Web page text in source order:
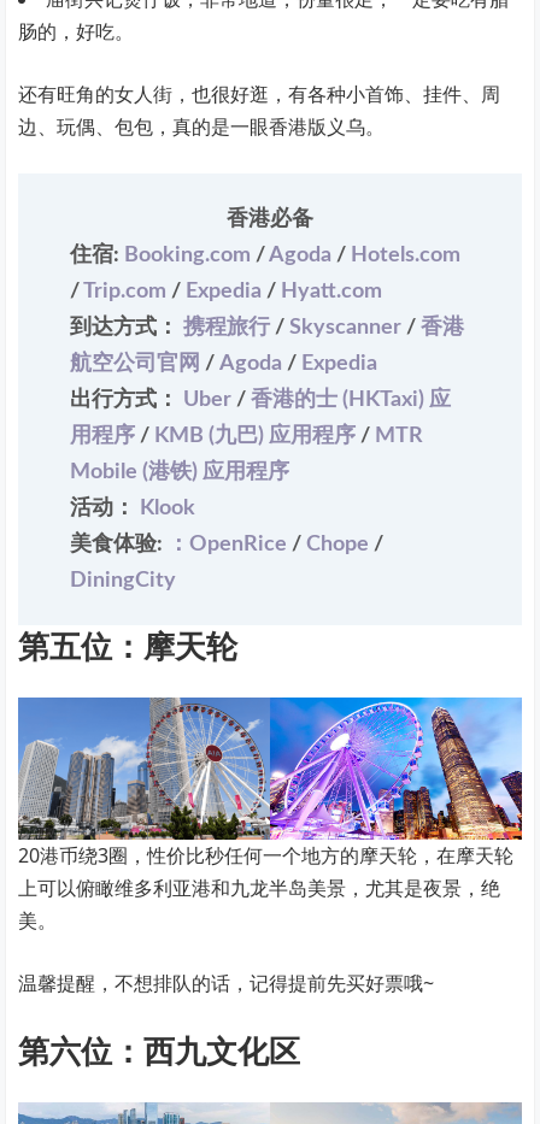
肠的，好吃。
还有旺角的女人街，也很好逛，有各种小首饰、挂件、周
边、玩偶、包包，真的是一眼香港版义乌。
香港必备
住宿: Booking.com /Agoda / Hotels.com
/Trip.com / Expedia / Hyatt.com
到达方式：携程旅行 /Skyscanner /香港
航空公司官网 /Agoda / Expedia
出行方式： Uber /香港的士 (HKTaxi) 应
用程序 / KMB (九巴) 应用程序 / MTR
Mobile (港铁) 应用程序
活动：
Klook
美食体验:
：OpenRice /Chope /
DiningCity
第五位：摩天轮
20港币绕3圈，性价比秒任何一个地方的摩天轮，在摩天轮
上可以俯瞰维多利亚港和九龙半岛美景，尤其是夜景，绝
美。
温馨提醒，不想排队的话，记得提前先买好票哦~
第六位：西九文化区